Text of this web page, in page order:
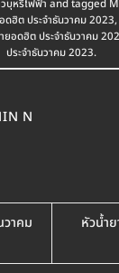
บุหรี่ไฟฟ้า and tagged
ฮิต ประจำธันวาคม 2023,
อดฮิต ประจำธันวาคม
ประจำธันวาคม 2023.
N
าคม
หัวน้ำ